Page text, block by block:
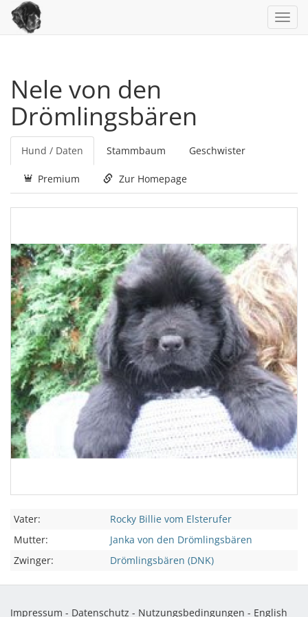
Nele von den
Drömlingsbären
Hund / Daten Stammbaum Geschwister
Premium Zur Homepage
Vater:
Rocky Billie vom Elsterufer
Mutter:
Janka von den Drömlingsbären
Zwinger:
Drömlingsbären (DNK)
Impressum - Datenschutz - Nutzungsbedingungen - English